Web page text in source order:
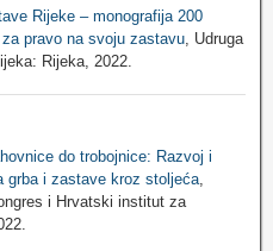
Rijeke – monografija 200
pravo na svoju zastavu, Udruga
Rijeka, 2022.
do trobojnice: Razvoj i
grba i zastave kroz stoljeća,
i Hrvatski institut za